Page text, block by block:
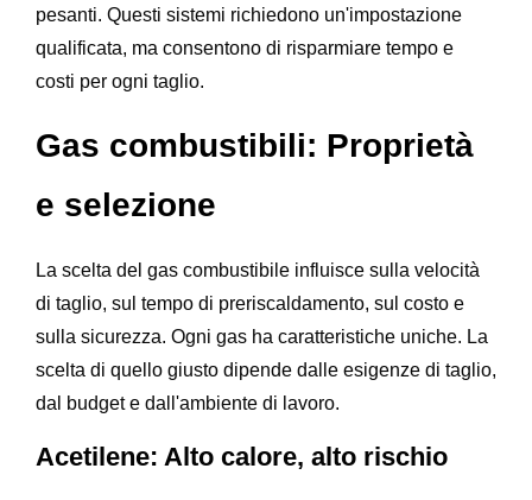
pesanti. Questi sistemi richiedono un'impostazione
qualificata, ma consentono di risparmiare tempo e
costi per ogni taglio.
Gas combustibili: Proprietà
e selezione
La scelta del gas combustibile influisce sulla velocità
di taglio, sul tempo di preriscaldamento, sul costo e
sulla sicurezza. Ogni gas ha caratteristiche uniche. La
scelta di quello giusto dipende dalle esigenze di taglio,
dal budget e dall'ambiente di lavoro.
Acetilene: Alto calore, alto rischio